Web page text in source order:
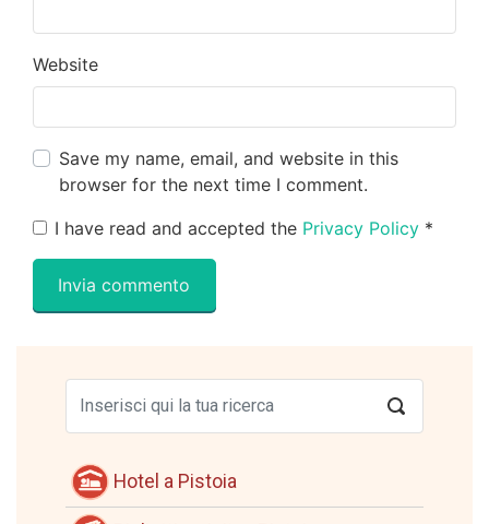
Website
Save my name, email, and website in this
browser for the next time I comment.
I have read and accepted the Privacy Policy *
Hotel a Pistoia